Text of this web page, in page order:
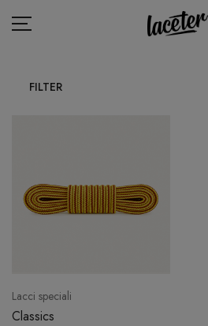
LACCI SPORTIVI
LACE'TER
FILTER
Lacci speciali
Classics